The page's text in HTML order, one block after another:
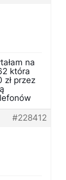
na
która
zł przez
#228412